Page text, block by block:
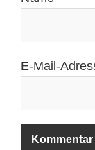
E-Mail-